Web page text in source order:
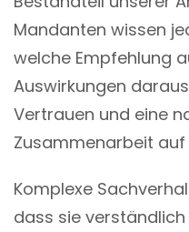
Mandanten wissen
welche Empfehlung
Auswirkungen
Vertrauen und eine
Zusammenarbeit auf
Komplexe
dass sie